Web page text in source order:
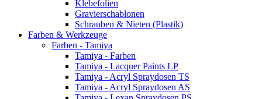
Klebefolien
Gravierschablonen
Schrauben & Nieten (Plastik)
Farben & Werkzeuge
Farben - Tamiya
Tamiya - Farben
Tamiya - Lacquer Paints LP
Tamiya - Acryl Spraydosen TS
Tamiya - Acryl Spraydosen AS